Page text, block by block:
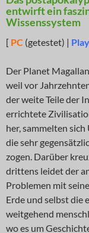
entwirft ein
Wissenssystem
[ PC (getestet) |
Der Planet
weil vor
der weite Teile der
errichtete
her, sammelten
die sehr
zogen. Darüber
drittens leidet der
Problemen mit
Erde und selbst die
weitgehend
wo es um